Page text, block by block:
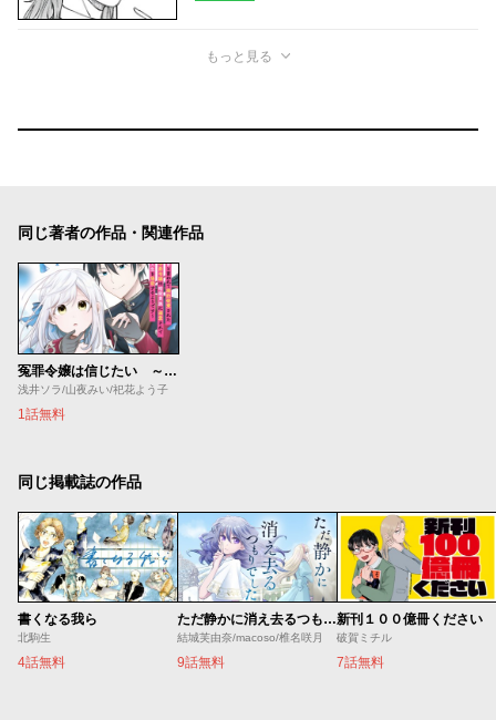
もっと見る
同じ著者の作品・関連作品
冤罪令嬢は信じたい ～銀髪が不吉と言われて婚約破棄された子爵令嬢は暗殺貴族に溺愛されて第二の人生を堪能するようです～
浅井ソラ/山夜みい/祀花よう子
1話無料
同じ掲載誌の作品
書くなる我ら
北駒生
4話無料
ただ静かに消え去るつもりでした
結城芙由奈/macoso/椎名咲月
9話無料
新刊１００億冊ください
破賀ミチル
7話無料